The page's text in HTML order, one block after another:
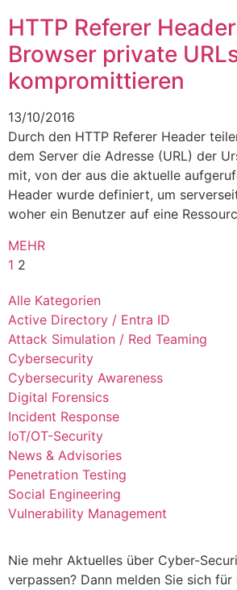
HTTP Referer
Browser private
kompromittieren
13/10/2016
Durch den HTTP Referer Header
dem Server die Adresse (URL) der
mit, von der aus die aktuelle
Header wurde definiert, um
woher ein Benutzer auf eine
MEHR
1 2
Alle Kategorien
Active Directory / Entra ID
Attack Simulation / Red Teaming
Cybersecurity
Cybersecurity Awareness
Digital Forensics
Incident Response
IoT/OT-Security
News & Advisories
Penetration Testing
Social Engineering
Vulnerability Management
Nie mehr Aktuelles über Cyber-
verpassen? Dann melden Sie sich für